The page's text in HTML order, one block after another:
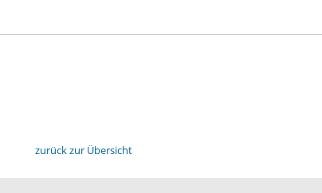
zurück zur Übersicht